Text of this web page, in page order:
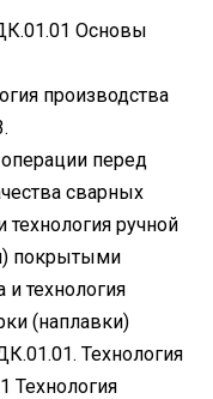
Основы
производства
перед
сварных
ручной
покрытыми
технология
(наплавки)
Технология
Технология